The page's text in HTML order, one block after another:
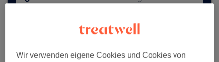
Auf Treatwell finden
Wir verwenden eigene Cookies und Cookies von